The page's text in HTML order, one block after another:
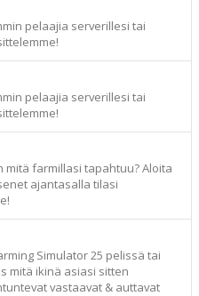
pelaajia serverillesi tai
pelaajia serverillesi tai
farmillasi tapahtuu? Aloita
ajantasalla tilasi
Simulator 25 pelissä tai
mitä ikinä asiasi sitten
vastaavat & auttavat